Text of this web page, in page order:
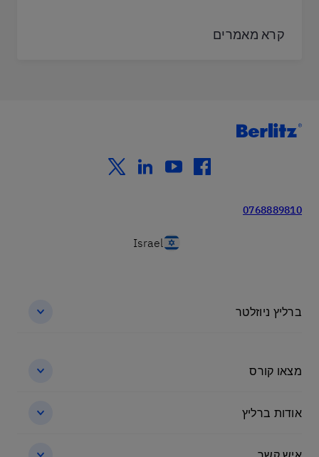
קרא מאמרים
facebook
youtube
linkedin
twitter
0768889810
Israel
ברליץ ניוזלטר
מצאו קורס
אודות ברליץ